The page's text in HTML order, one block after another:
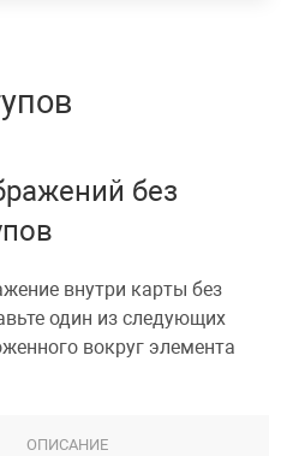
без
внутри карты без
один из следующих
вокруг элемента
ОПИСАНИЕ